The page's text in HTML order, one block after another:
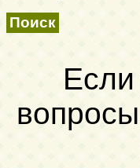
Если